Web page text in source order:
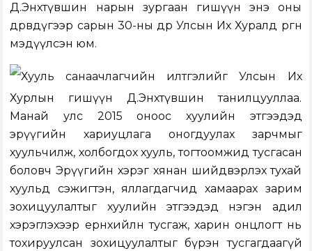
Д.Энхтүвшин нарын зургаан гишүүн энэ оны
дөрөвдүгээр сарын 30-ны өдөр Улсын Их Хуралд өргөн
мэдүүлсэн юм.
Хууль санаачлагчийн илтгэлийг Улсын Их
Хурлын гишүүн Д.Энхтүвшин танилцууллаа.
Манай улс 2015 оноос хуулийн этгээдэд
эрүүгийн хариуцлага оногдуулах зарчмыг
хуульчилж, холбогдох хууль, тогтоомжид тусгасан
боловч Эрүүгийн хэрэг хянан шийдвэрлэх тухай
хуульд сэжигтэн, яллагдагчид хамаарах зарим
зохицуулалтыг хуулийн этгээдэд нэгэн адил
хэрэглэхээр ерөнхийлөн тусгаж, харин онцлогт нь
тохируулсан зохицуулалтыг бүрэн тусгагдаагүй